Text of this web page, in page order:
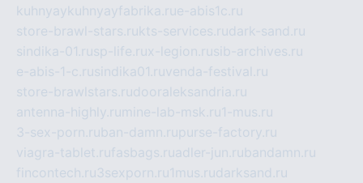
kuhnyaykuhnyayfabrika.rue-abis1c.ru
store-brawl-stars.rukts-services.rudark-sand.ru
sindika-01.rusp-life.rux-legion.rusib-archives.ru
e-abis-1-c.rusindika01.ruvenda-festival.ru
store-brawlstars.rudooraleksandria.ru
antenna-highly.ru mine-lab-msk.ru1-mus.ru
3-sex-porn.ruban-damn.rupurse-factory.ru
viagra-tablet.rufasbags.ruadler-jun.rubandamn.ru
fincontech.ru3sexporn.ru1mus.rudarksand.ru